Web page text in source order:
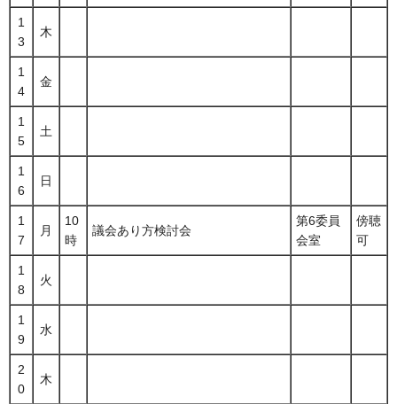
1
3
木
1
4
金
1
5
土
1
6
日
1
7
月
10
時
議会あり方検討会
第6委員
会室
傍聴
可
1
8
火
1
9
水
2
0
木